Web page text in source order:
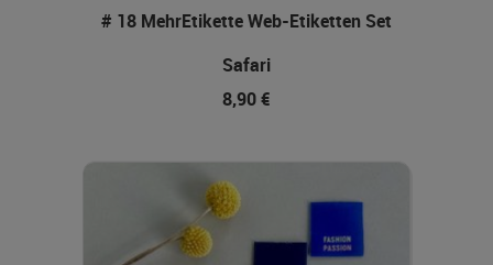
# 18 MehrEtikette Web-Etiketten Set
Safari
8,90 €